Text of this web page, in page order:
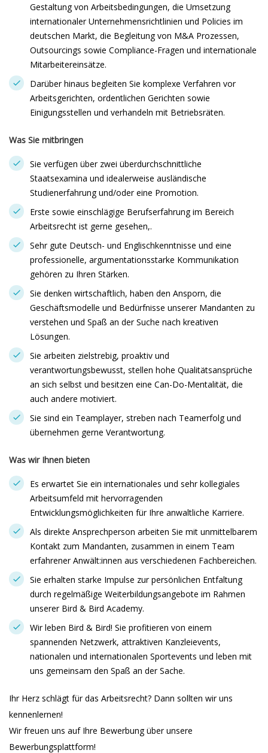
Gestaltung von Arbeitsbedingungen, die Umsetzung
internationaler Unternehmensrichtlinien und Policies im
deutschen Markt, die Begleitung von M&A Prozessen,
Outsourcings sowie Compliance-Fragen und internationale
Mitarbeitereinsätze.
Darüber hinaus begleiten Sie komplexe Verfahren vor
Arbeitsgerichten, ordentlichen Gerichten sowie
Einigungsstellen und verhandeln mit Betriebsräten.
Was Sie mitbringen
Sie verfügen über zwei überdurchschnittliche
Staatsexamina und idealerweise ausländische
Studienerfahrung und/oder eine Promotion.
Erste sowie einschlägige Berufserfahrung im Bereich
Arbeitsrecht ist gerne gesehen,.
Sehr gute Deutsch- und Englischkenntnisse und eine
professionelle, argumentationsstarke Kommunikation
gehören zu Ihren Stärken.
Sie denken wirtschaftlich, haben den Ansporn, die
Geschäftsmodelle und Bedürfnisse unserer Mandanten zu
verstehen und Spaß an der Suche nach kreativen
Lösungen.
Sie arbeiten zielstrebig, proaktiv und
verantwortungsbewusst, stellen hohe Qualitätsansprüche
an sich selbst und besitzen eine Can-Do-Mentalität, die
auch andere motiviert.
Sie sind ein Teamplayer, streben nach Teamerfolg und
übernehmen gerne Verantwortung.
Was wir Ihnen bieten
Es erwartet Sie ein internationales und sehr kollegiales
Arbeitsumfeld mit hervorragenden
Entwicklungsmöglichkeiten für Ihre anwaltliche Karriere.
Als direkte Ansprechperson arbeiten Sie mit unmittelbarem
Kontakt zum Mandanten, zusammen in einem Team
erfahrener Anwält:innen aus verschiedenen Fachbereichen.
Sie erhalten starke Impulse zur persönlichen Entfaltung
durch regelmäßige Weiterbildungsangebote im Rahmen
unserer Bird & Bird Academy.
Wir leben Bird & Bird! Sie profitieren von einem
spannenden Netzwerk, attraktiven Kanzleievents,
nationalen und internationalen Sportevents und leben mit
uns gemeinsam den Spaß an der Sache.
Ihr Herz schlägt für das Arbeitsrecht? Dann sollten wir uns
kennenlernen!
Wir freuen uns auf Ihre Bewerbung über unsere
Bewerbungsplattform!